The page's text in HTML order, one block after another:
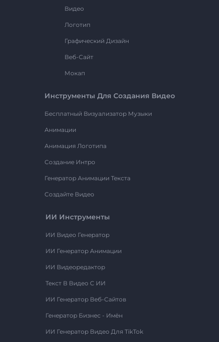
Видео
Логотип
Графический Дизайн
Веб-Сайт
Мокап
Инструменты Для Создания Видео
Бесплатный Визуализатор Музыки
Анимации
Анимация Логотипа
Создание Интро
Генератор Анимации Текста
Создайте Видео
ИИ Инструменты
ИИ Видео Генератор
ИИ Генератор Анимации
ИИ Видеоредактор
Текст В Видео С ИИ
ИИ Генератор Веб-Сайтов
Генератор Бизнес - Имён
ИИ Генератор Видео Для TikTok